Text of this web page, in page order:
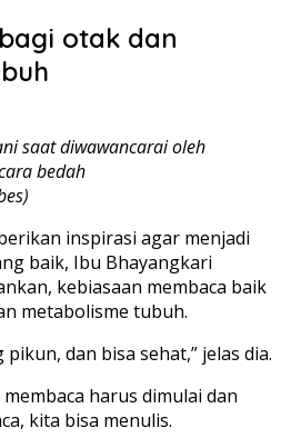
otak dan
saat diwawancarai oleh
bedah
inspirasi agar menjadi
baik, Ibu Bhayangkari
kebiasaan membaca baik
metabolisme tubuh.
dan bisa sehat,” jelas dia.
harus dimulai dan
kita bisa menulis.